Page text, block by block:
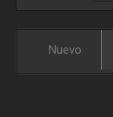
Nuevo